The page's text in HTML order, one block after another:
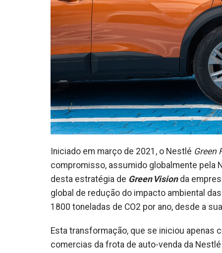
Iniciado em março de 2021, o Nestlé Green
compromisso, assumido globalmente pela
desta estratégia de Green Visionda
global de redução do impacto ambiental
1800 toneladas de CO2 por ano, desde a
Esta transformação, que se iniciou
comercias da frota de auto-venda da